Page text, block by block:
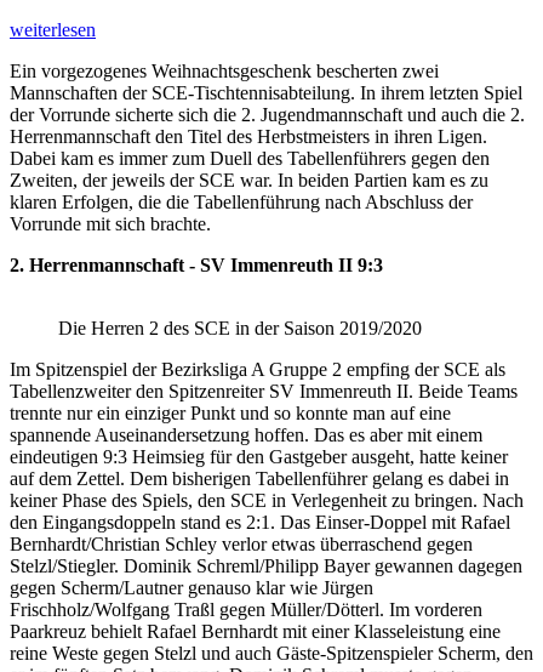
weiterlesen
Ein vorgezogenes Weihnachtsgeschenk bescherten zwei
Mannschaften der SCE-Tischtennisabteilung. In ihrem letzten Spiel
der Vorrunde sicherte sich die 2. Jugendmannschaft und auch die 2.
Herrenmannschaft den Titel des Herbstmeisters in ihren Ligen.
Dabei kam es immer zum Duell des Tabellenführers gegen den
Zweiten, der jeweils der SCE war. In beiden Partien kam es zu
klaren Erfolgen, die die Tabellenführung nach Abschluss der
Vorrunde mit sich brachte.
2. Herrenmannschaft - SV Immenreuth II 9:3
Die Herren 2 des SCE in der Saison 2019/2020
Im Spitzenspiel der Bezirksliga A Gruppe 2 empfing der SCE als
Tabellenzweiter den Spitzenreiter SV Immenreuth II. Beide Teams
trennte nur ein einziger Punkt und so konnte man auf eine
spannende Auseinandersetzung hoffen. Das es aber mit einem
eindeutigen 9:3 Heimsieg für den Gastgeber ausgeht, hatte keiner
auf dem Zettel. Dem bisherigen Tabellenführer gelang es dabei in
keiner Phase des Spiels, den SCE in Verlegenheit zu bringen. Nach
den Eingangsdoppeln stand es 2:1. Das Einser-Doppel mit Rafael
Bernhardt/Christian Schley verlor etwas überraschend gegen
Stelzl/Stiegler. Dominik Schreml/Philipp Bayer gewannen dagegen
gegen Scherm/Lautner genauso klar wie Jürgen
Frischholz/Wolfgang Traßl gegen Müller/Dötterl. Im vorderen
Paarkreuz behielt Rafael Bernhardt mit einer Klasseleistung eine
reine Weste gegen Stelzl und auch Gäste-Spitzenspieler Scherm, den